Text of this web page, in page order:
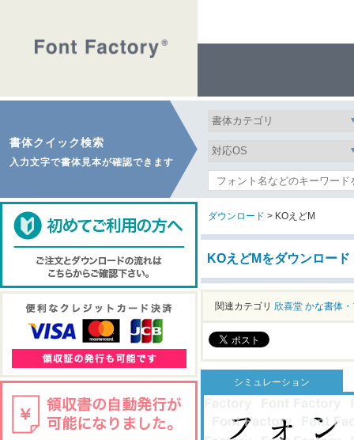
書体クイック検索
入力文字で書体見本が確認できます
ダウンロード > KOえどM
KOえどMをダウンロード
関連カテゴリ 欣喜堂 かな書体
シミュレーション